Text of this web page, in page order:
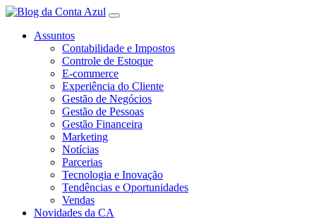
Assuntos
Contabilidade e Impostos
Controle de Estoque
E-commerce
Experiência do Cliente
Gestão de Negócios
Gestão de Pessoas
Gestão Financeira
Marketing
Notícias
Parcerias
Tecnologia e Inovação
Tendências e Oportunidades
Vendas
Novidades da CA